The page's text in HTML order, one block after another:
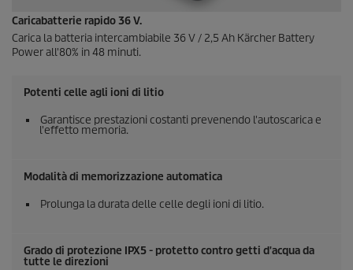
Caricabatterie rapido 36 V.
Carica la batteria intercambiabile 36 V / 2,5 Ah Kärcher Battery
Power all'80% in 48 minuti.
Potenti celle agli ioni di litio
Garantisce prestazioni costanti prevenendo l'autoscarica e
l'effetto memoria.
Modalità di memorizzazione automatica
Prolunga la durata delle celle degli ioni di litio.
Grado di protezione IPX5 - protetto contro getti d'acqua da
tutte le direzioni